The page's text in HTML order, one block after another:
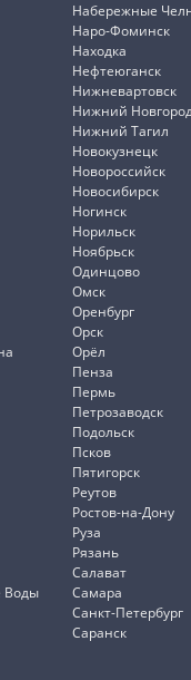
Воды
Набережные
Наро-Фоминск
Находка
Нефтеюганск
Нижневартовск
Нижний
Нижний Тагил
Новокузнецк
Новороссийск
Новосибирск
Ногинск
Норильск
Ноябрьск
Одинцово
Омск
Оренбург
Орск
Орёл
Пенза
Пермь
Петрозаводск
Подольск
Псков
Пятигорск
Реутов
Ростов-на-Дону
Руза
Рязань
Салават
Самара
Санкт-Петербург
Саранск